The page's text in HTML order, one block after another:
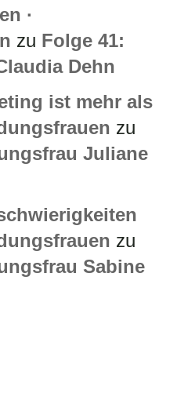
·
zu Folge 41:
Dehn
ist mehr als
zu
Juliane
zu
Sabine